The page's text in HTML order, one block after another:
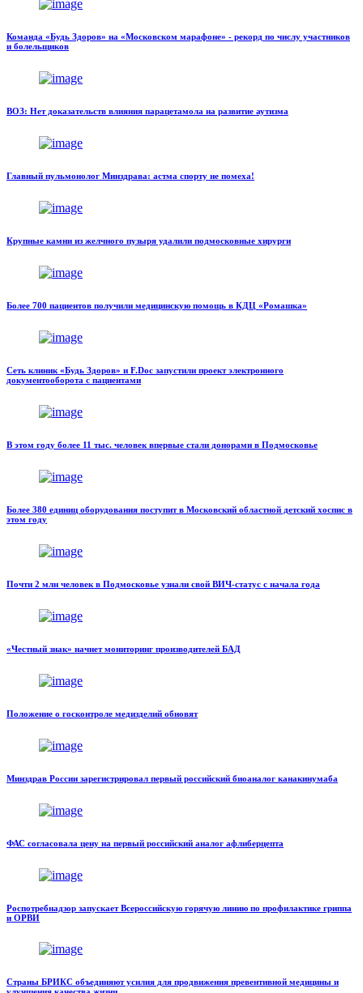
Команда «Будь Здоров» на «Московском марафоне» - рекорд по числу участников
и болельщиков
ВОЗ: Нет доказательств влияния парацетамола на развитие аутизма
Главный пульмонолог Минздрава: астма спорту не помеха!
Крупные камни из желчного пузыря удалили подмосковные хирурги
Более 700 пациентов получили медицинскую помощь в КДЦ «Ромашка»
Сеть клиник «Будь Здоров» и F.Doc запустили проект электронного
документооборота с пациентами
В этом году более 11 тыс. человек впервые стали донорами в Подмосковье
Более 380 единиц оборудования поступит в Московский областной детский хоспис в
этом году
Почти 2 млн человек в Подмосковье узнали свой ВИЧ-статус с начала года
«Честный знак» начнет мониторинг производителей БАД
Положение о госконтроле медизделий обновят
Минздрав России зарегистрировал первый российский биоаналог канакинумаба
ФАС согласовала цену на первый российский аналог афлиберцепта
Роспотребнадзор запускает Всероссийскую горячую линию по профилактике гриппа
и ОРВИ
Страны БРИКС объединяют усилия для продвижения превентивной медицины и